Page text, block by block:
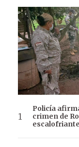
Policía
crimen de